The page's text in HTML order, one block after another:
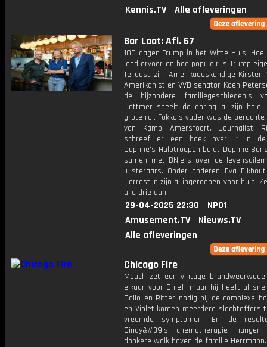
Kennis.TV
Alle afleveringen
Bar Laat: Afl. 67
100 dagen Trump in het Witte Huis.
land ervoor en hoe populair is Trump
Te gast zijn Amerikadeskundige Kirsten
Amerikanist en VVD-senator Koen
de bijzondere familiegeschiedenis
Dettmer speelt de oorlog al zijn hele
grote rol. Fokko's vader was de beruchte
van Kamp Amersfoort. Journalist
schreef er een boek over. * In de
Daphne's Hulptroepen buigt Daphne
samen met BN'ers over de
luisteraars. Onder anderen Eva
Dorrestijn zijn al ingeroepen voor hulp.
alle drie aan.
29-04-2025 22:30
NPO1
Amusement.TV
Nieuws.TV
Alle afleveringen
Chicago Fire
Mouch zet een vintage
elkaar voor Chief, maar hij heeft al
Gallo en Ritter nodig bij de complexe
en Violet komen meerdere slachtoffers
vreemde symptomen. En de
Cindy&#39;s chemotherapie
donkere wolk boven de familie Herrmann.